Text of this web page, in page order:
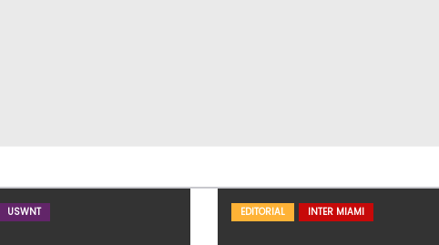
USWNT EDITORIAL INTER MIAMI